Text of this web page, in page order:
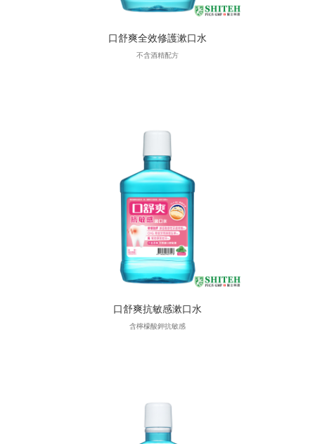
口舒爽全效修護漱口水
不含酒精配方
口舒爽抗敏感漱口水
含檸檬酸鉀抗敏感